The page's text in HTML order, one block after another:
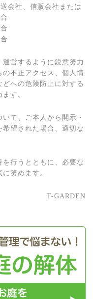
会社、信販会社または
営するように鋭意努力
の不正アクセス、個人情
への危険防止に対する
す。
て、ご本人から開示・
望された場合、適切な
行うとともに、必要な
努めます。
T-GARDEN